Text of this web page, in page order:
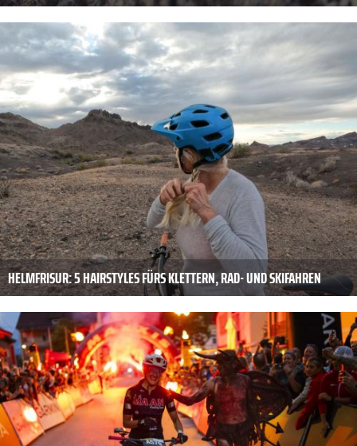
HELMFRISUR: 5 HAIRSTYLES FÜRS KLETTERN, RAD- UND SKIFAHREN